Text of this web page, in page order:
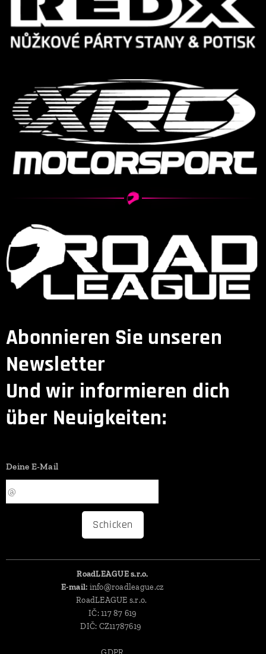
Abonnieren Sie unseren
Newsletter
Und wir informieren dich
über Neuigkeiten:
Deine E-Mail
Schicken
RoadLEAGUE s.r.o.
E-mail: info@roadleague.cz
RoadLEAGUE s.r.o.
IČ: 117 87 619
DIČ: CZ11787619